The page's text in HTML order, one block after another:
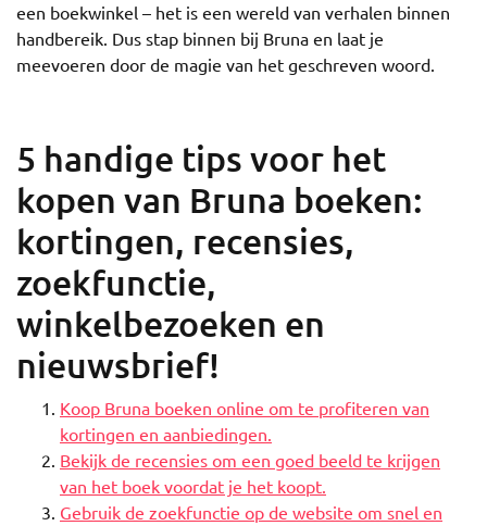
een boekwinkel – het is een wereld van verhalen binnen
handbereik. Dus stap binnen bij Bruna en laat je
meevoeren door de magie van het geschreven woord.
5 handige tips voor het
kopen van Bruna boeken:
kortingen, recensies,
zoekfunctie,
winkelbezoeken en
nieuwsbrief!
Koop Bruna boeken online om te profiteren van
kortingen en aanbiedingen.
Bekijk de recensies om een goed beeld te krijgen
van het boek voordat je het koopt.
Gebruik de zoekfunctie op de website om snel en